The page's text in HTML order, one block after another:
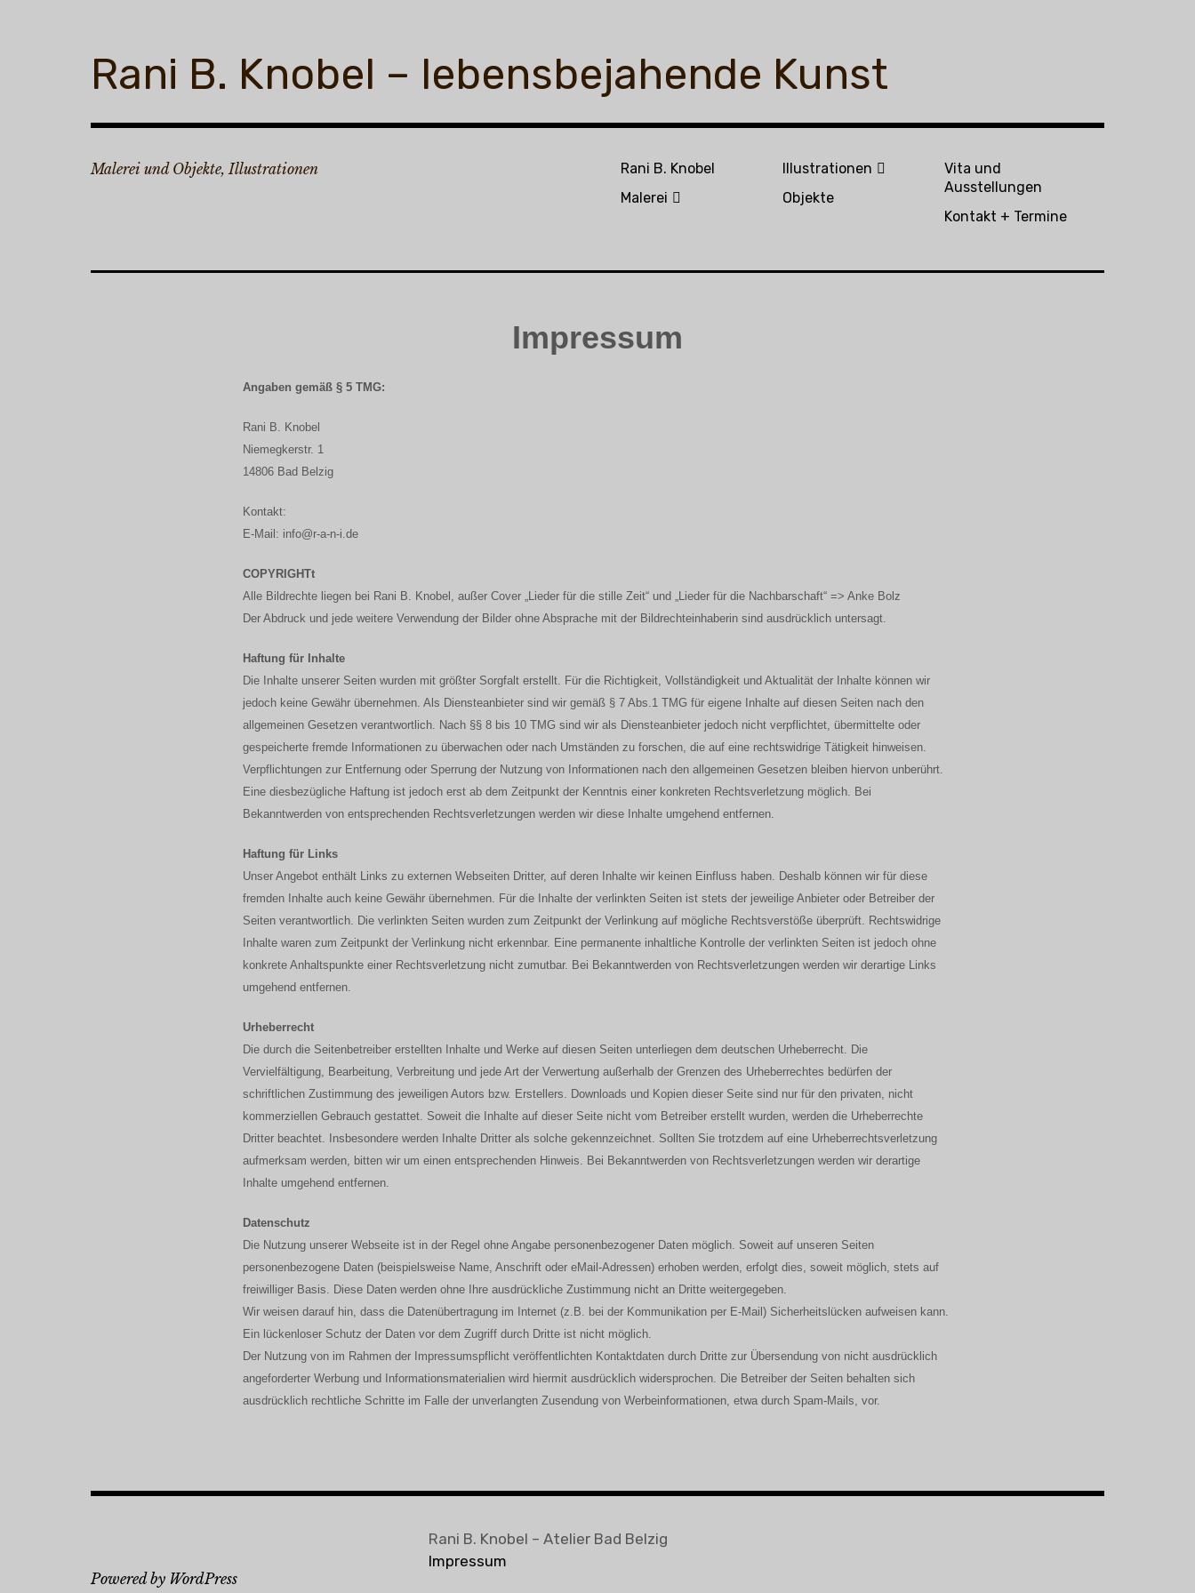
Rani B. Knobel – lebensbejahende Kunst
Malerei und Objekte, Illustrationen
Rani B. Knobel
Malerei
Illustrationen
Objekte
Vita und
Ausstellungen
Kontakt + Termine
Impressum
Angaben gemäß § 5 TMG:
Rani B. Knobel
Niemegkerstr. 1
14806 Bad Belzig
Kontakt:
E-Mail: info@r-a-n-i.de
COPYRIGHTt
Alle Bildrechte liegen bei Rani B. Knobel, außer Cover „Lieder für die stille Zeit“ und „Lieder für die Nachbarschaft“ => Anke Bolz
Der Abdruck und jede weitere Verwendung der Bilder ohne Absprache mit der Bildrechteinhaberin sind ausdrücklich untersagt.
Haftung für Inhalte
Die Inhalte unserer Seiten wurden mit größter Sorgfalt erstellt. Für die Richtigkeit, Vollständigkeit und Aktualität der Inhalte können wir
jedoch keine Gewähr übernehmen. Als Diensteanbieter sind wir gemäß § 7 Abs.1 TMG für eigene Inhalte auf diesen Seiten nach den
allgemeinen Gesetzen verantwortlich. Nach §§ 8 bis 10 TMG sind wir als Diensteanbieter jedoch nicht verpflichtet, übermittelte oder
gespeicherte fremde Informationen zu überwachen oder nach Umständen zu forschen, die auf eine rechtswidrige Tätigkeit hinweisen.
Verpflichtungen zur Entfernung oder Sperrung der Nutzung von Informationen nach den allgemeinen Gesetzen bleiben hiervon unberührt.
Eine diesbezügliche Haftung ist jedoch erst ab dem Zeitpunkt der Kenntnis einer konkreten Rechtsverletzung möglich. Bei
Bekanntwerden von entsprechenden Rechtsverletzungen werden wir diese Inhalte umgehend entfernen.
Haftung für Links
Unser Angebot enthält Links zu externen Webseiten Dritter, auf deren Inhalte wir keinen Einfluss haben. Deshalb können wir für diese
fremden Inhalte auch keine Gewähr übernehmen. Für die Inhalte der verlinkten Seiten ist stets der jeweilige Anbieter oder Betreiber der
Seiten verantwortlich. Die verlinkten Seiten wurden zum Zeitpunkt der Verlinkung auf mögliche Rechtsverstöße überprüft. Rechtswidrige
Inhalte waren zum Zeitpunkt der Verlinkung nicht erkennbar. Eine permanente inhaltliche Kontrolle der verlinkten Seiten ist jedoch ohne
konkrete Anhaltspunkte einer Rechtsverletzung nicht zumutbar. Bei Bekanntwerden von Rechtsverletzungen werden wir derartige Links
umgehend entfernen.
Urheberrecht
Die durch die Seitenbetreiber erstellten Inhalte und Werke auf diesen Seiten unterliegen dem deutschen Urheberrecht. Die
Vervielfältigung, Bearbeitung, Verbreitung und jede Art der Verwertung außerhalb der Grenzen des Urheberrechtes bedürfen der
schriftlichen Zustimmung des jeweiligen Autors bzw. Erstellers. Downloads und Kopien dieser Seite sind nur für den privaten, nicht
kommerziellen Gebrauch gestattet. Soweit die Inhalte auf dieser Seite nicht vom Betreiber erstellt wurden, werden die Urheberrechte
Dritter beachtet. Insbesondere werden Inhalte Dritter als solche gekennzeichnet. Sollten Sie trotzdem auf eine Urheberrechtsverletzung
aufmerksam werden, bitten wir um einen entsprechenden Hinweis. Bei Bekanntwerden von Rechtsverletzungen werden wir derartige
Inhalte umgehend entfernen.
Datenschutz
Die Nutzung unserer Webseite ist in der Regel ohne Angabe personenbezogener Daten möglich. Soweit auf unseren Seiten
personenbezogene Daten (beispielsweise Name, Anschrift oder eMail-Adressen) erhoben werden, erfolgt dies, soweit möglich, stets auf
freiwilliger Basis. Diese Daten werden ohne Ihre ausdrückliche Zustimmung nicht an Dritte weitergegeben.
Wir weisen darauf hin, dass die Datenübertragung im Internet (z.B. bei der Kommunikation per E-Mail) Sicherheitslücken aufweisen kann.
Ein lückenloser Schutz der Daten vor dem Zugriff durch Dritte ist nicht möglich.
Der Nutzung von im Rahmen der Impressumspflicht veröffentlichten Kontaktdaten durch Dritte zur Übersendung von nicht ausdrücklich
angeforderter Werbung und Informationsmaterialien wird hiermit ausdrücklich widersprochen. Die Betreiber der Seiten behalten sich
ausdrücklich rechtliche Schritte im Falle der unverlangten Zusendung von Werbeinformationen, etwa durch Spam-Mails, vor.
Rani B. Knobel – Atelier Bad Belzig
Impressum
Powered by WordPress